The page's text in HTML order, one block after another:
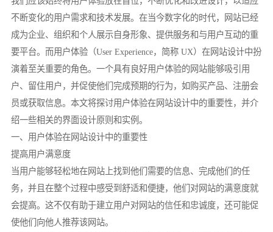
不断变化的用户需求和技术发展。在当今数字化的时代，网站已经
成为企业、组织和个人展示自身形象、提供服务和与用户互动的重
要平台。而用户体验（User Experience，简称 UX）在网站设计中扮
演着至关重要的角色。一个具有良好用户体验的网站能够吸引用
户、留住用户，并促使他们完成预期的行为，如购买产品、注册会
员或获取信息。本文将探讨用户体验在网站设计中的重要性，并介
绍一些相关的界面设计原则和实例。
一、用户体验在网站设计中的重要性
提高用户满意度
当用户能够轻松地在网站上找到他们需要的信息、完成他们的任
务，并且在整个过程中感受到舒适和便捷，他们对网站的满意度就
会提高。这不仅有助于建立用户对网站的信任和忠诚度，还可能促
使他们向他人推荐该网站。